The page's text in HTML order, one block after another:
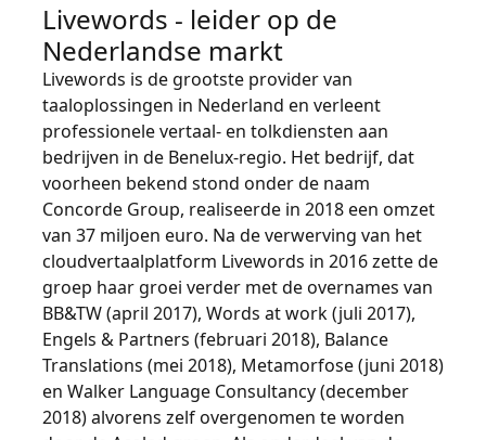
Livewords - leider op de
Nederlandse markt
Livewords is de grootste provider van
taaloplossingen in Nederland en verleent
professionele vertaal- en tolkdiensten aan
bedrijven in de Benelux-regio. Het bedrijf, dat
voorheen bekend stond onder de naam
Concorde Group, realiseerde in 2018 een omzet
van 37 miljoen euro. Na de verwerving van het
cloudvertaalplatform Livewords in 2016 zette de
groep haar groei verder met de overnames van
BB&TW (april 2017), Words at work (juli 2017),
Engels & Partners (februari 2018), Balance
Translations (mei 2018), Metamorfose (juni 2018)
en Walker Language Consultancy (december
2018) alvorens zelf overgenomen te worden